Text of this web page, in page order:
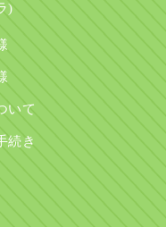
)
いて
続き